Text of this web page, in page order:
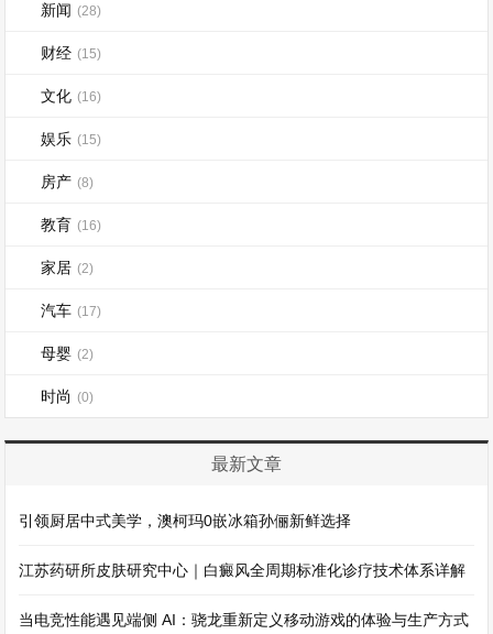
新闻 (28)
财经 (15)
文化 (16)
娱乐 (15)
房产 (8)
教育 (16)
家居 (2)
汽车 (17)
母婴 (2)
时尚 (0)
最新文章
引领厨居中式美学，澳柯玛0嵌冰箱孙俪新鲜选择
江苏药研所皮肤研究中心｜白癜风全周期标准化诊疗技术体系详解
当电竞性能遇见端侧 AI：骁龙重新定义移动游戏的体验与生产方式